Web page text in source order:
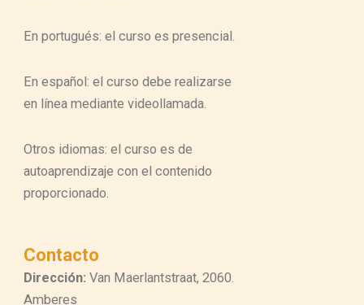
En portugués: el curso es presencial.
En español: el curso debe realizarse
en línea mediante videollamada.
Otros idiomas: el curso es de
autoaprendizaje con el contenido
proporcionado.
Contacto
Dirección: Van Maerlantstraat, 2060.
Amberes